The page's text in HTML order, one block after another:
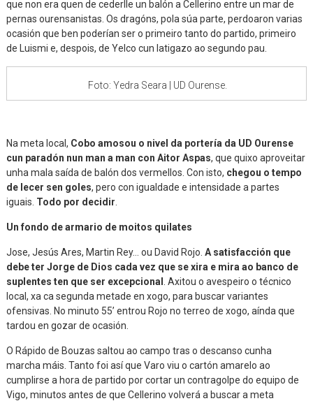
que non era quen de cederlle un balón a Cellerino entre un mar de
pernas ourensanistas. Os dragóns, pola súa parte, perdoaron varias
ocasión que ben poderían ser o primeiro tanto do partido, primeiro
de Luismi e, despois, de Yelco cun latigazo ao segundo pau.
Foto: Yedra Seara | UD Ourense.
Na meta local, Cobo amosou o nivel da portería da UD Ourense
cun paradón nun man a man con Aitor Aspas, que quixo aproveitar
unha mala saída de balón dos vermellos. Con isto, chegou o tempo
de lecer sen goles, pero con igualdade e intensidade a partes
iguais. Todo por decidir
Un fondo de armario de moitos quilates
Jose, Jesús Ares, Martin Rey… ou David Rojo. A satisfacción que
debe ter Jorge de Dios cada vez que se xira e mira ao banco de
suplentes ten que ser excepcional . Axitou o avespeiro o técnico
local, xa ca segunda metade en xogo, para buscar variantes
ofensivas. No minuto 55’ entrou Rojo no terreo de xogo, aínda que
tardou en gozar de ocasión.
O Rápido de Bouzas saltou ao campo tras o descanso cunha
marcha máis. Tanto foi así que Varo viu o cartón amarelo ao
cumplirse a hora de partido por cortar un contragolpe do equipo de
Vigo, minutos antes de que Cellerino volverá a buscar a meta